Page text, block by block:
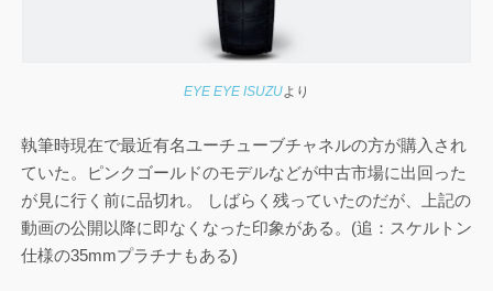
EYE EYE ISUZUより
執筆時現在で最近有名ユーチューブチャネルの方が購入され
ていた。ピンクゴールドのモデルなどが中古市場に出回った
が見に行く前に品切れ。 しばらく残っていたのだが、上記の
動画の公開以降に即なくなった印象がある。(追：スケルトン
仕様の35mmプラチナもある)